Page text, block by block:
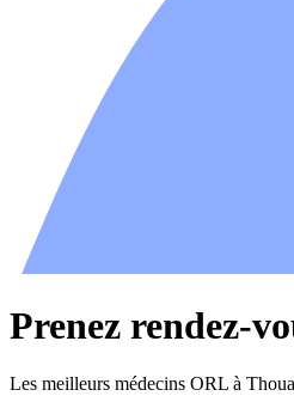
Prenez rendez-
Les meilleurs médecins ORL à